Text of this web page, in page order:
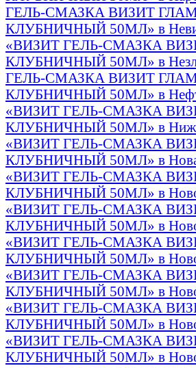
ГЕЛЬ-СМАЗКА ВИЗИТ
КЛУБНИЧНЫЙ 50МЛ» в
«ВИЗИТ ГЕЛЬ-СМАЗКА
КЛУБНИЧНЫЙ 50МЛ» в
ГЕЛЬ-СМАЗКА ВИЗИТ
КЛУБНИЧНЫЙ 50МЛ» в
«ВИЗИТ ГЕЛЬ-СМАЗКА
КЛУБНИЧНЫЙ 50МЛ» в
«ВИЗИТ ГЕЛЬ-СМАЗКА
КЛУБНИЧНЫЙ 50МЛ» в
«ВИЗИТ ГЕЛЬ-СМАЗКА
КЛУБНИЧНЫЙ 50МЛ» в
«ВИЗИТ ГЕЛЬ-СМАЗКА
КЛУБНИЧНЫЙ 50МЛ» в
«ВИЗИТ ГЕЛЬ-СМАЗКА
КЛУБНИЧНЫЙ 50МЛ» в
«ВИЗИТ ГЕЛЬ-СМАЗКА
КЛУБНИЧНЫЙ 50МЛ» в
«ВИЗИТ ГЕЛЬ-СМАЗКА
КЛУБНИЧНЫЙ 50МЛ» в
«ВИЗИТ ГЕЛЬ-СМАЗКА
КЛУБНИЧНЫЙ 50МЛ» в